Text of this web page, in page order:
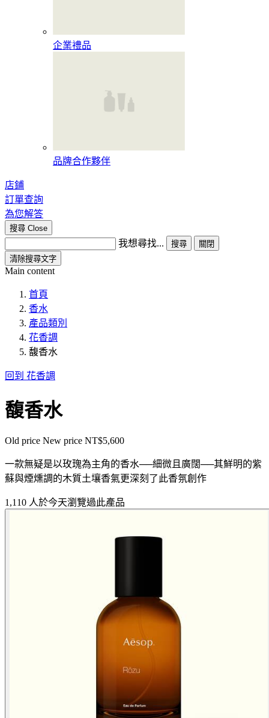
企業禮品
品牌合作夥伴
店鋪
訂單查詢
為您解答
搜尋 Close
我想尋找... 搜尋
關閉
清除搜尋文字
Main content
首頁
香水
產品類別
花香調
馥香水
回到 花香調
馥香水
Old price New price NT$5,600
一款無疑是以玫瑰為主角的香水──細微且廣闊──其鮮明的紫
蘇與煙燻調的木質土壤香氣更深刻了此香氛創作
1,110 人於今天瀏覽過此產品